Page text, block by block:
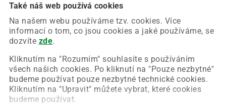
Také náš web používá cookies
Na našem webu používáme tzv. cookies. Více
informací o tom, co jsou cookies a jaké používáme, se
dozvíte zde.
Kliknutím na "Rozumím" souhlasíte s používáním
všech našich cookies. Po kliknutí na "Pouze nezbytné"
budeme používat pouze nezbytné technické cookies.
Kliknutím na "Upravit" můžete vybrat, které cookies
budeme používat.
Chyba nastala na naší straně a už ji opravujeme.
Zkuste prosím znovu načíst požadovanou stránku.
Obnovit stránku Úvodní strana